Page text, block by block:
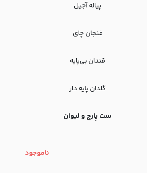
پیاله آجیل
فنجان چای
قندان بی‌پایه
گلدان پایه دار
ست پارچ و لیوان
ناموجود